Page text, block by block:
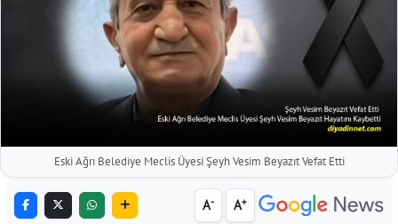
Eski Ağrı Belediye Meclis Üyesi Şeyh Vesim Beyazıt Vefat Etti
A- A+